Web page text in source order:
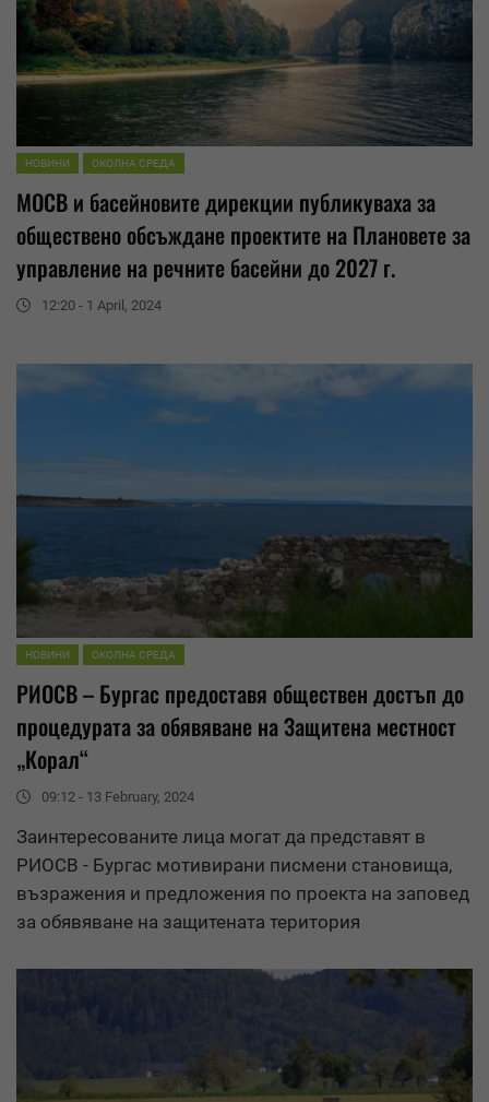
НОВИНИ ОКОЛНА СРЕДА
МОСВ и басейновите дирекции публикуваха за
обществено обсъждане проектите на Плановете за
управление на речните басейни до 2027 г.
12:20 - 1 April, 2024
НОВИНИ ОКОЛНА СРЕДА
РИОСВ – Бургас предоставя обществен достъп до
процедурата за обявяване на Защитена местност
„Корал“
09:12 - 13 February, 2024
Заинтересованите лица могат да представят в
РИОСВ - Бургас мотивирани писмени становища,
възражения и предложения по проекта на заповед
за обявяване на защитената територия